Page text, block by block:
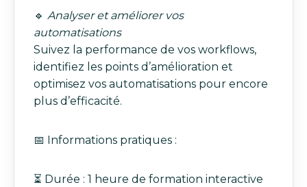
🔹 Analyser et améliorer vos
automatisations
Suivez la performance de vos workflows,
identifiez les points d’amélioration et
optimisez vos automatisations pour encore
plus d’efficacité.
📅 Informations pratiques :
⏳ Durée : 1 heure de formation interactive